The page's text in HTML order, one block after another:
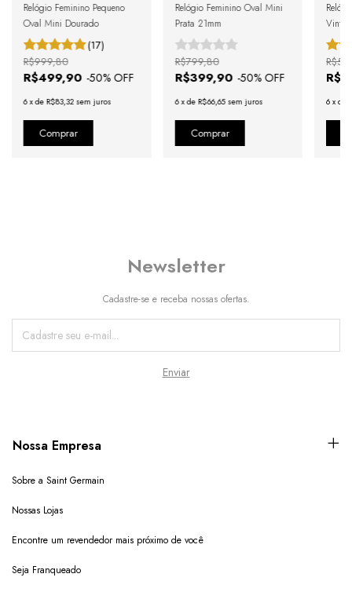
Relógio Feminino Pequeno
Oval Mini Dourado
(17)
R$499,90 -50% OFF
R$999,80
6 xde R$83,32 sem juros
Relógio Feminino Oval Mini
Prata 21mm
R$399,90 -50% OFF
R$799,80
6 xde R$66,65 sem juros 6 x de
Newsletter
Cadastre-se e receba nossas ofertas.
Nossa Empresa
Sobre a Saint Germain
Nossas Lojas
Encontre um revendedor mais próximo de você
Seja Franqueado